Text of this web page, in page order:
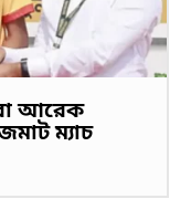
আরেক
ম্যাচ